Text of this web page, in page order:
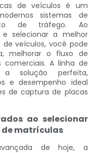
de veículos é um
sistemas de
de tráfego. Ao
selecionar a melhor
veículos, você pode
melhorar o fluxo de
comerciais. A linha de
a solução perfeita,
e desempenho ideal
de captura de placas
ao selecionar
matrículas
de hoje, a